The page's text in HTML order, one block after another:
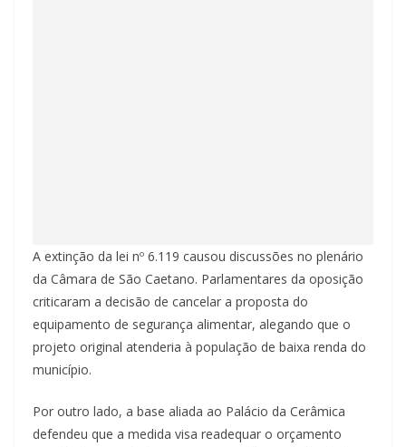
A extinção da lei nº 6.119 causou discussões no plenário
da Câmara de São Caetano. Parlamentares da oposição
criticaram a decisão de cancelar a proposta do
equipamento de segurança alimentar, alegando que o
projeto original atenderia à população de baixa renda do
município.
Por outro lado, a base aliada ao Palácio da Cerâmica
defendeu que a medida visa readequar o orçamento